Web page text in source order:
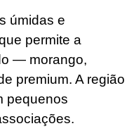
úmidas e
permite a
— morango,
premium. A região
pequenos